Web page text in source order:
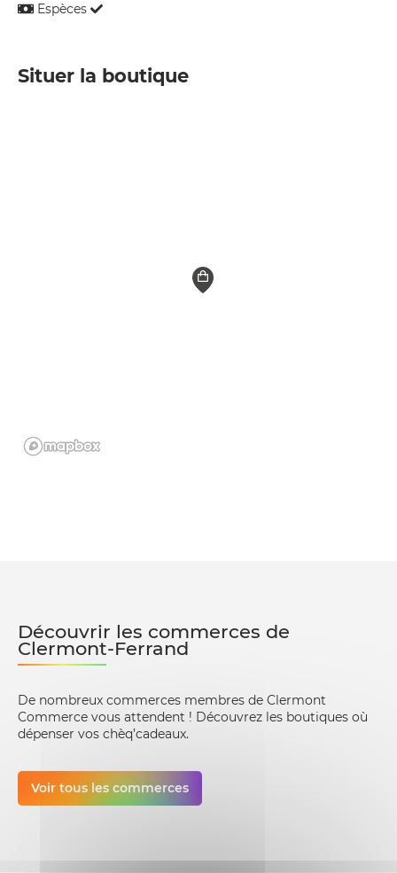
Espèces
Situer la boutique
Découvrir les commerces de
Clermont-Ferrand
De nombreux commerces membres de Clermont
Commerce vous attendent ! Découvrez les boutiques où
dépenser vos chèq’cadeaux.
Voir tous les commerces